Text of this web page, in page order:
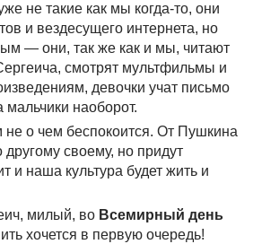
не такие как мы когда-то, они
и вездесущего интернета, но
— они, так же как и мы, читают
смотрят мультфильмы и
девочки учат письмо
мальчики наоборот.
не о чем беспокоится. От Пушкина
другому своему, но придут
и наша культура будет жить и
милый, во Всемирный день
хочется в первую очередь!